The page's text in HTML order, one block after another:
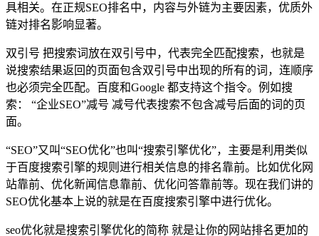
具相关。在正规SEO排名中，内容与外链为主要因素，优质外
链对排名影响显著。
双引号 把搜索词放在双引号中，代表完全匹配搜索，也就是
说搜索结果返回的页面包含双引号中出现的所有的词，连顺序
也必须完全匹配。百度和Google 都支持这个指令。例如搜
索： “企业SEO”减号 减号代表搜索不包含减号后面的词的页
面。
“SEO”又叫“SEO优化”也叫“搜索引擎优化”，主要是利用类似
于百度搜索引擎的规则进行相关信息的排名靠前。比如优化网
站靠前、优化新闻信息靠前、优化问答靠前等。现在我们讲的
SEO优化基本上说的就是在百度搜索引擎中进行优化。
seo优化就是搜索引擎优化的简称 就是让你的网站排名更加的